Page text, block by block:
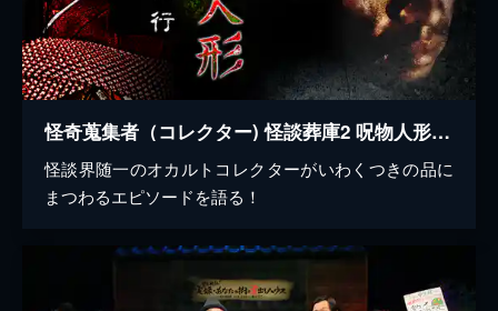
怪奇蒐集者（コレクター) 怪談葬庫2 呪物人形 田中俊行
怪談界随一のオカルトコレクターがいわくつきの品に
まつわるエピソードを語る！